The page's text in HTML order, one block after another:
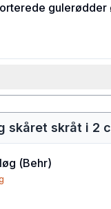
gulerødder
skåret skråt i 2
(Behr)